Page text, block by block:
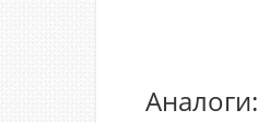
Аналоги: